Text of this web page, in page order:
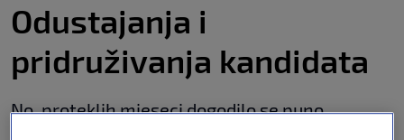
Odustajanja i
pridruživanja kandidata
No, proteklih mjeseci dogodilo se puno